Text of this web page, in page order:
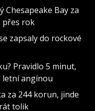
Chesapeake Bay za
přes rok
zapsaly do rockové
Pravidlo 5 minut,
letní angínou
za 244 korun, jinde
tolik